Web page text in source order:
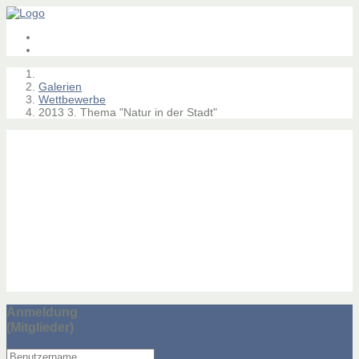
Galerien
Wettbewerbe
2013 3. Thema "Natur in der Stadt"
Anmeldung
(Mitglieder)